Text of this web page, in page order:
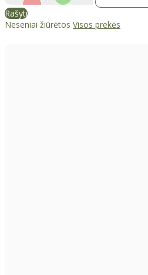
Rašyti
Neseniai žiūrėtos Visos prekės